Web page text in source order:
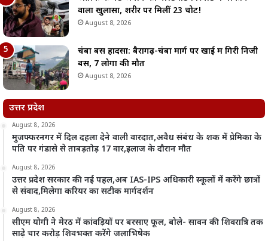
वाला खुलासा, शरीर पर मिलीं 23 चोटें!
August 8, 2026
चंबा बस हादसा: बैरागढ़-चंबा मार्ग पर खाई में गिरी निजी
बस, 7 लोगों की मौत
August 8, 2026
उत्तर प्रदेश
August 8, 2026
मुजफ्फरनगर में दिल दहला देने वाली वारदात,अवैध संबंध के शक में प्रेमिका के
पति पर गंडासे से ताबड़तोड़ 17 वार,इलाज के दौरान मौत
August 8, 2026
उत्तर प्रदेश सरकार की नई पहल,अब IAS-IPS अधिकारी स्कूलों में करेंगे छात्रों
से संवाद,मिलेगा करियर का सटीक मार्गदर्शन
August 8, 2026
सीएम योगी ने मेरठ में कांवड़ियों पर बरसाए फूल, बोले- सावन की शिवरात्रि तक
साढ़े चार करोड़ शिवभक्त करेंगे जलाभिषेक